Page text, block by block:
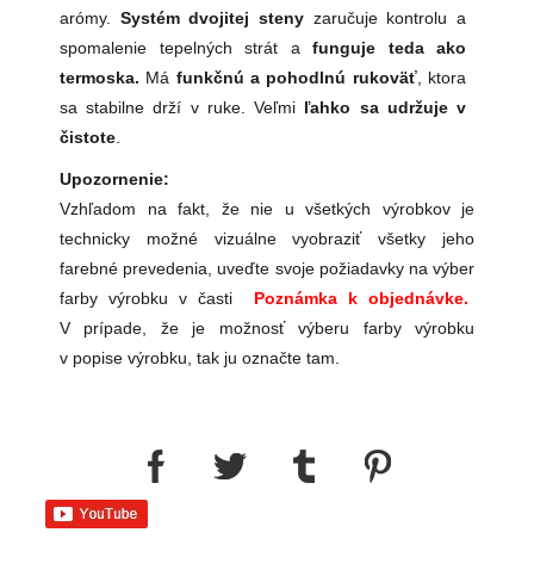
arómy. Systém dvojitej steny zaručuje kontrolu a
spomalenie tepelných strát a funguje teda ako
termoska. Má funkčnú a pohodlnú rukoväť, ktora
sa stabilne drží v ruke. Veľmi ľahko sa udržuje v
čistote
Upozornenie:
Vzhľadom na fakt, že nie u všetkých výrobkov je
technicky možné vizuálne vyobraziť všetky jeho
farebné prevedenia, uveďte svoje požiadavky na výber
farby výrobku v časti Poznámka k objednávke.
V prípade, že je možnosť výberu farby výrobku
v popise výrobku, tak ju označte tam.